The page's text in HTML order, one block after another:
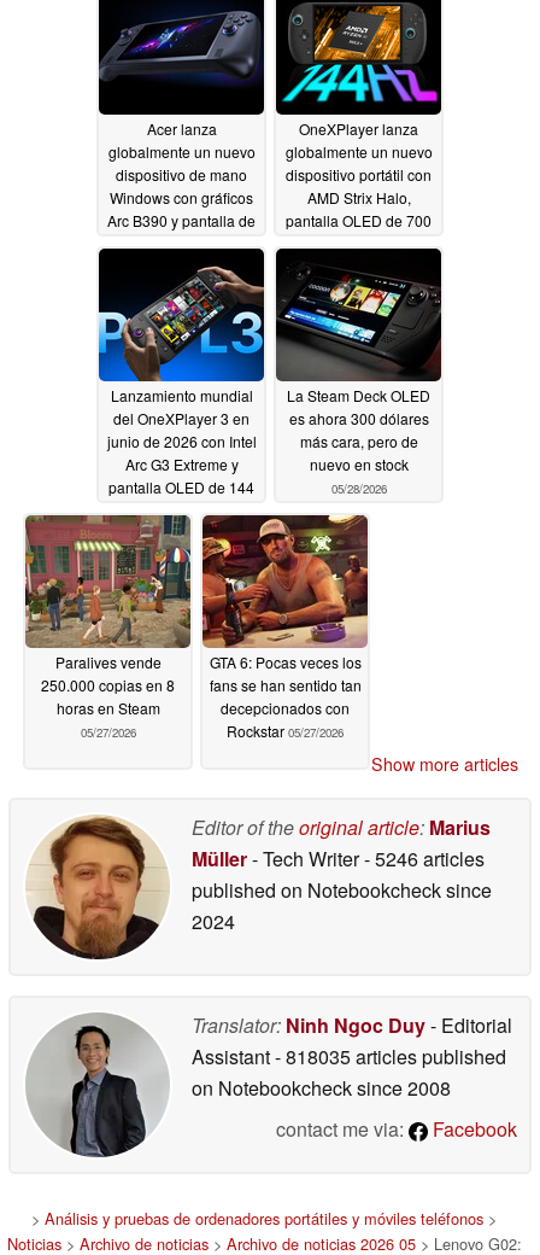
Acer lanza
globalmente un nuevo
dispositivo de mano
Windows con gráficos
Arc B390 y pantalla de
05/28/2026
OneXPlayer lanza
globalmente un nuevo
dispositivo portátil con
AMD Strix Halo,
pantalla OLED de 700
líquida05/28/2026
Lanzamiento mundial
del OneXPlayer 3 en
junio de 2026 con Intel
Arc G3 Extreme y
pantalla OLED de 144
05/28/2026
La Steam Deck OLED
es ahora 300 dólares
más cara, pero de
nuevo en stock
05/28/2026
Paralives vende
250.000 copias en 8
horas en Steam
05/27/2026
GTA 6: Pocas veces los
fans se han sentido tan
decepcionados con
Rockstar 05/27/2026
Show more articles
Editor of theoriginal article: Marius
Müller- Tech Writer- 5246 articles
published on Notebookchecksince
2024
Translator: Ninh Ngoc Duy- Editorial
Assistant- 818035 articles published
on Notebookchecksince 2008
contact me via:
Facebook
> Análisis y pruebas de ordenadores portátiles y móviles teléfonos >
Noticias> Archivo de noticias> Archivo de noticias 2026 05> Lenovo G02: